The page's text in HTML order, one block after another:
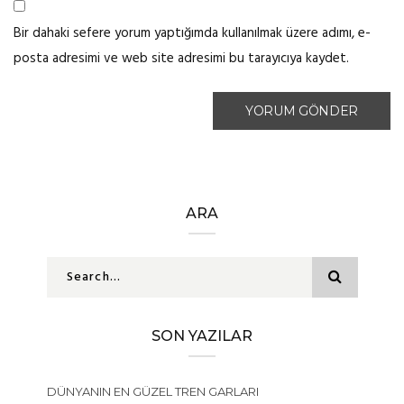
Bir dahaki sefere yorum yaptığımda kullanılmak üzere adımı, e-
posta adresimi ve web site adresimi bu tarayıcıya kaydet.
ARA
SON YAZILAR
DÜNYANIN EN GÜZEL TREN GARLARI